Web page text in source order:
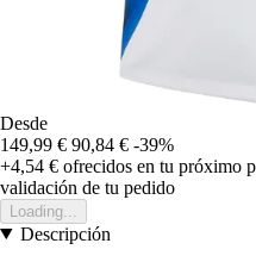
Desde
149,99 € 90,84 € -39%
+4,54 € ofrecidos en tu próximo
validación de tu pedido
Loading...
Descripción